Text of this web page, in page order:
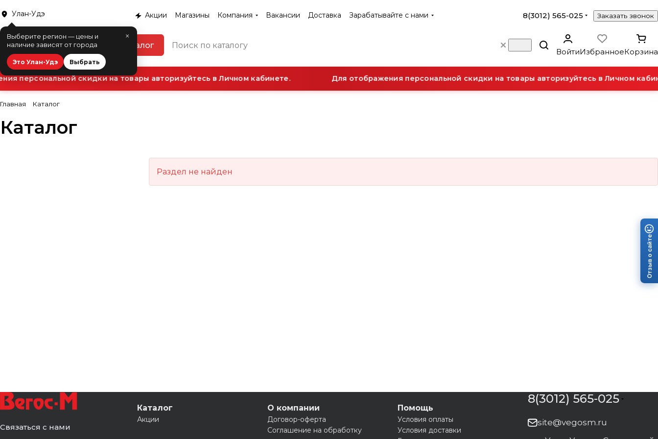
Улан-Удэ
×
Выберите регион — цены и
наличие зависят от города
Это Улан-Удэ Выбрать
Акции Магазины Компания Вакансии Доставка Зарабатывайте с нами 8(3012) 565-025 Заказать звонок
Каталог
ВойтиИзбранноеКорзина
персональной скидки на товары авторизуйтесь в Личном кабинете. Для отображения персональной скидки на товары авторизуйтесь в Личном
Главная Каталог
Каталог
Раздел не найден
Связаться с нами
Каталог
Акции
О компании
Договор-оферта
Соглашение на обработку
Помощь
Условия оплаты
Условия доставки
8(3012) 565-025
site@vegosm.ru
Отзыв о сайте